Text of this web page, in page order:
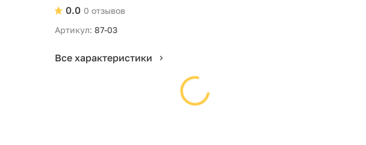
0 отзывов
0.0
Артикул: 87-03
Все характеристики